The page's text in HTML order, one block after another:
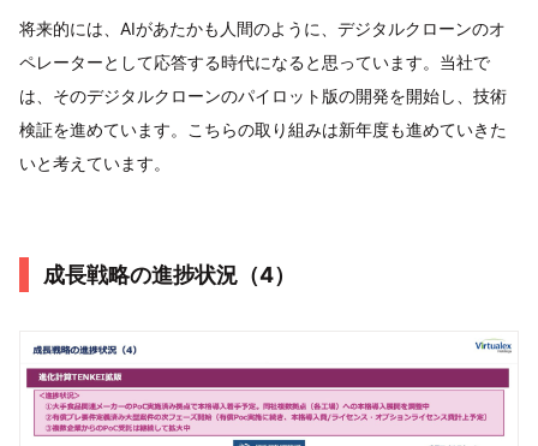
将来的には、AIがあたかも人間のように、デジタルクローンのオ
ペレーターとして応答する時代になると思っています。当社で
は、そのデジタルクローンのパイロット版の開発を開始し、技術
検証を進めています。こちらの取り組みは新年度も進めていきた
いと考えています。
成長戦略の進捗状況（4）